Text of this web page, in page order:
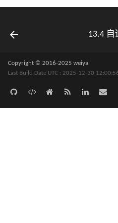
13.4
Copyright © 2016-2025 weiya
Last Build Date UTC : 2025-12-30